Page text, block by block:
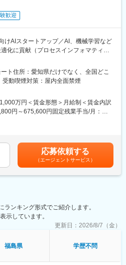
歓迎
けAIスタートアップ／AI、機械学習など
化に貢献（プロセスインフォマティク
適化を駆使して製造業における課題解
、大学との共同研究プロジェクトも多
いては学会発表や論文投稿、特許の取
、直接社会の役に立てます。
つ社員との議論をしながらの機械学
化を用いて課題解決に取り組めます。
のについては学会発表や論文投稿、特
ら新しい技術に挑戦できる」「役員と
境」「自社開発の教育システムで学び
家プロジェクトや大手企業との共同研
ト住所：愛知県だけでなく、全国どこ
動喫煙対策：屋内全面禁煙
万円＜賃金形態＞月給制＜賃金内訳
円～675,600円固定残業手当/月：
７月）■賞与：年2回（3月、9月）賃金
あり、選考を通じて上下する可能性が
定手当を含めた表記です。
応募依頼する
（エージェントサービス）
ンキング形式でご紹介します。
示しています。
更新日： 2026/8/7（金）
福島県 学歴不問